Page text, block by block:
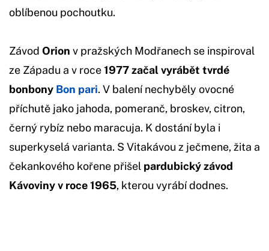
oblíbenou pochoutku.
Závod Orion v pražských Modřanech se inspiroval
ze Západu a v roce1977 začal vyrábět tvrdé
bonbony Bon pari. V balení nechyběly ovocné
příchutě jako jahoda, pomeranč, broskev, citron,
černý rybíz nebo maracuja. K dostání byla i
superkyselá varianta. S Vitakávou z ječmene, žita a
čekankového kořene přišel pardubický závod
Kávoviny v roce 1965, kterou vyrábí dodnes.